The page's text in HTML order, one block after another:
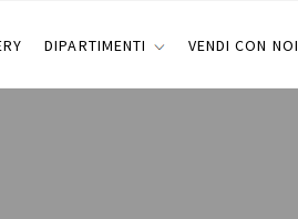
DIPARTIMENTI VENDI CON